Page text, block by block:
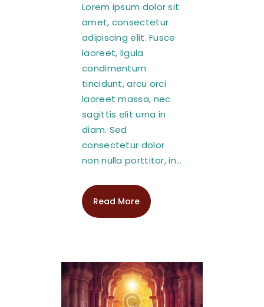
Lorem ipsum dolor sit
amet, consectetur
adipiscing elit. Fusce
laoreet, ligula
condimentum
tincidunt, arcu orci
laoreet massa, nec
sagittis elit urna in
diam. Sed
consectetur dolor
non nulla porttitor, in…
Read More